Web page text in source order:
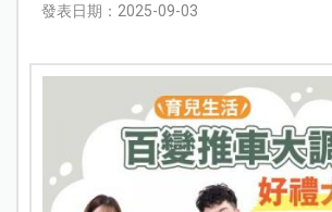
發表日期：2025-09-03